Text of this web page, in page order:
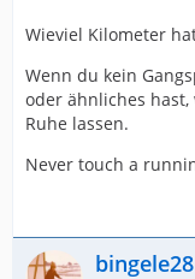
Wieviel Kilometer
Wenn du kein
oder ähnliches
Ruhe lassen.
Never touch a
bingele28